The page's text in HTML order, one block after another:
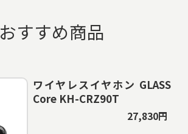
おすすめ商品
ワイヤレスイヤホン GLASS
Core KH-CRZ90T
27,830円